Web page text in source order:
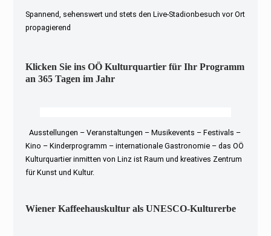
Spannend, sehenswert und stets den Live-Stadionbesuch vor Ort
propagierend
Klicken Sie ins OÖ Kulturquartier für Ihr Programm
an 365 Tagen im Jahr
Ausstellungen – Veranstaltungen – Musikevents – Festivals –
Kino – Kinderprogramm – internationale Gastronomie – das OÖ
Kulturquartier inmitten von Linz ist Raum und kreatives Zentrum
für Kunst und Kultur.
Wiener Kaffeehauskultur als UNESCO-Kulturerbe